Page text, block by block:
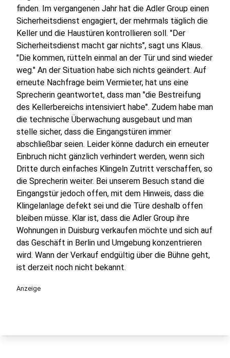
finden. Im vergangenen Jahr hat die Adler Group einen
Sicherheitsdienst engagiert, der mehrmals täglich die
Keller und die Haustüren kontrollieren soll. "Der
Sicherheitsdienst macht gar nichts", sagt uns Klaus.
"Die kommen, rütteln einmal an der Tür und sind wieder
weg." An der Situation habe sich nichts geändert. Auf
erneute Nachfrage beim Vermieter, hat uns eine
Sprecherin geantwortet, dass man "die Bestreifung
des Kellerbereichs intensiviert habe". Zudem habe man
die technische Überwachung ausgebaut und man
stelle sicher, dass die Eingangstüren immer
abschließbar seien. Leider könne dadurch ein erneuter
Einbruch nicht gänzlich verhindert werden, wenn sich
Dritte durch einfaches Klingeln Zutritt verschaffen, so
die Sprecherin weiter. Bei unserem Besuch stand die
Eingangstür jedoch offen, mit dem Hinweis, dass die
Klingelanlage defekt sei und die Türe deshalb offen
bleiben müsse. Klar ist, dass die Adler Group ihre
Wohnungen in Duisburg verkaufen möchte und sich auf
das Geschäft in Berlin und Umgebung konzentrieren
wird. Wann der Verkauf endgültig über die Bühne geht,
ist derzeit noch nicht bekannt.
Anzeige